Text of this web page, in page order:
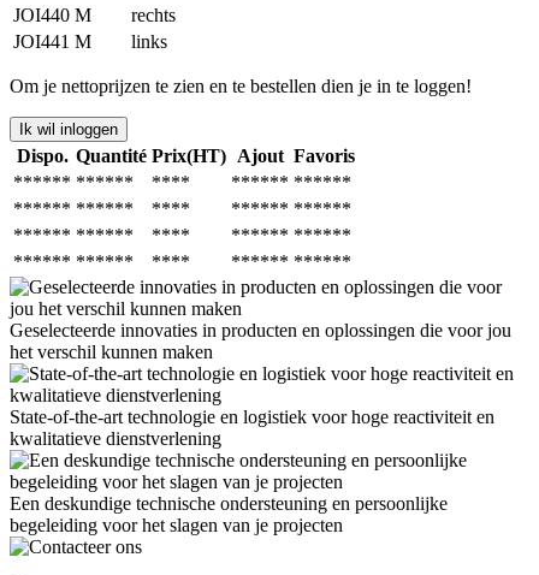
JOI440 M
rechts
JOI441 M links
Om je nettoprijzen te zien en te bestellen dien je in te loggen!
Ik wil inloggen
Dispo. Quantité Prix(HT) Ajout Favoris
****** ****** **** ****** ******
****** ****** **** ****** ******
****** ****** **** ****** ******
****** ****** **** ****** ******
Geselecteerde innovaties in producten en oplossingen die voor jou
het verschil kunnen maken
State-of-the-art technologie en logistiek voor hoge reactiviteit en
kwalitatieve dienstverlening
Een deskundige technische ondersteuning en persoonlijke
begeleiding voor het slagen van je projecten